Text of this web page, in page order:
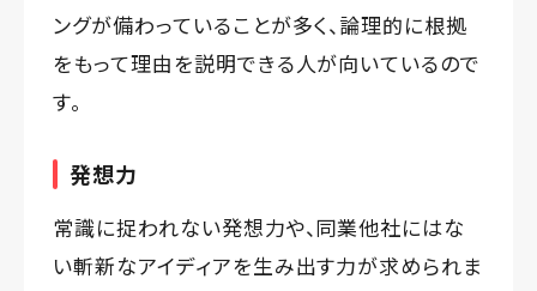
ングが備わっていることが多く、論理的に根拠
をもって理由を説明できる人が向いているので
す。
発想力
常識に捉われない発想力や、同業他社にはな
い斬新なアイディアを生み出す力が求められま